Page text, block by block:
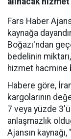
Fars Haber
kaynağa
Boğazı'ndan
bedelinin
hizmet hacmine
Habere göre,
kargolarının
7 veya yüzde
anlaşmazlık
Ajansın